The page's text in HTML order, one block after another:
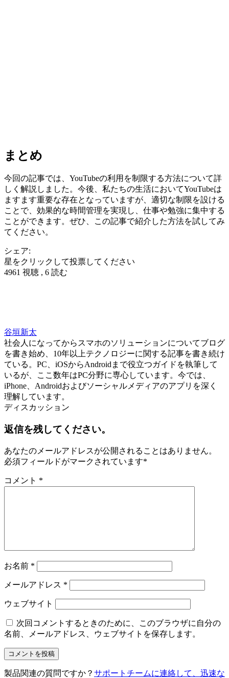
まとめ
今回の記事では、YouTubeの利用を制限する方法について詳
しく解説しました。今後、私たちの生活においてYouTubeは
ますます重要な存在となっていますが、適切な制限を設ける
ことで、効果的な時間管理を実現し、仕事や勉強に集中する
ことができます。ぜひ、この記事で紹介した方法を試してみ
てください。
シェア:
星をクリックして投票してください
4961 視聴 , 6 読む
谷垣新太
社会人になってからスマホのソリューションについてブログ
を書き始め、10年以上テクノロジーに関する記事を書き続け
ている。PC、iOSからAndroidまで役立つガイドを執筆して
いるが、ここ数年はPC分野に専心しています。今では、
iPhone、Androidおよびソーシャルメディアのアプリを深く
理解しています。
ディスカッション
返信を残してください。
あなたのメールアドレスが公開されることはありません。
必須フィールドがマークされています*
コメント *
お名前 *
メールアドレス *
ウェブサイト
次回コメントするときのために、このブラウザに自分の
名前、メールアドレス、ウェブサイトを保存します。
製品関連の質問ですか？ サポートチームに連絡して、迅速な